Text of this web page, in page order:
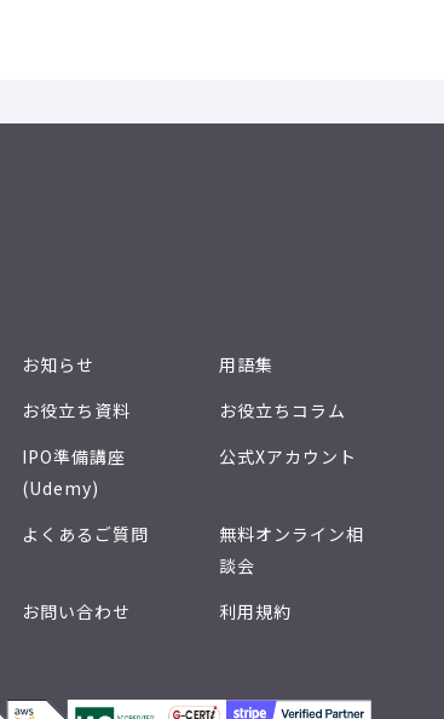
お知らせ
用語集
お役立ち資料
お役立ちコラム
IPO準備講座
(Udemy)
公式Xアカウント
よくあるご質問
無料オンライン相
談会
お問い合わせ
利用規約